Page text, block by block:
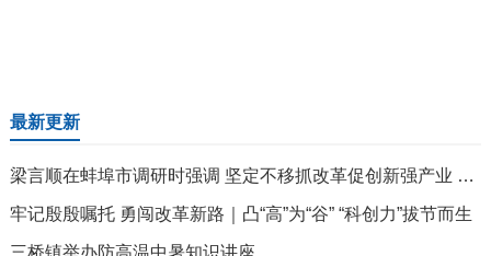
最新更新
梁言顺在蚌埠市调研时强调 坚定不移抓改革促创新强产业 加快推进老工业基地城市转型升级
牢记殷殷嘱托 勇闯改革新路｜凸“高”为“谷” “科创力”拔节而生